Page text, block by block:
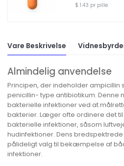
$ 1.43 pr pille
Vare Beskrivelse
Almindelig anvendelse
Principen, der indeholder ampicillin
penicillin- type antibiotikum. Denne
bakterielle infektioner ved at
bakterier. Læger ofte ordinere det
bakterielle infektioner, såsom
hudinfektioner. Dens
pålideligt valg til bekæmpelse af
infektioner.